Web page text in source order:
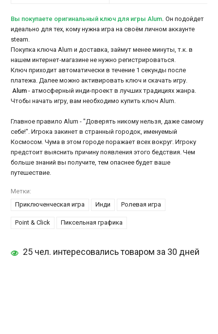
Вы покупаете оригинальный ключ для игры Alum. Он подойдет
идеально для тех, кому нужна игра на своём личном аккаунте
steam.
Покупка ключа Alum и доставка, займут менее минуты, т.к. в
нашем интернет-магазине не нужно регистрироваться.
Ключ приходит автоматически в течение 1 секунды после
платежа. Далее можно активировать ключ и скачать игру.
Alum - атмосферный инди-проект в лучших традициях жанра.
Чтобы начать игру, вам необходимо купить ключ Alum.
Главное правило Alum - "Доверять никому нельзя, даже самому
себе!". Игрока закинет в странный городок, именуемый
Космосом. Чума в этом городе поражает всех вокруг. Игроку
предстоит выяснить причину появления этого бедствия. Чем
больше знаний вы получите, тем опаснее будет ваше
путешествие.
Метки:
Приключенческая игра
Инди Ролевая игра
Point & Click Пиксельная графика
25 чел. интересовались товаром за 30 дней